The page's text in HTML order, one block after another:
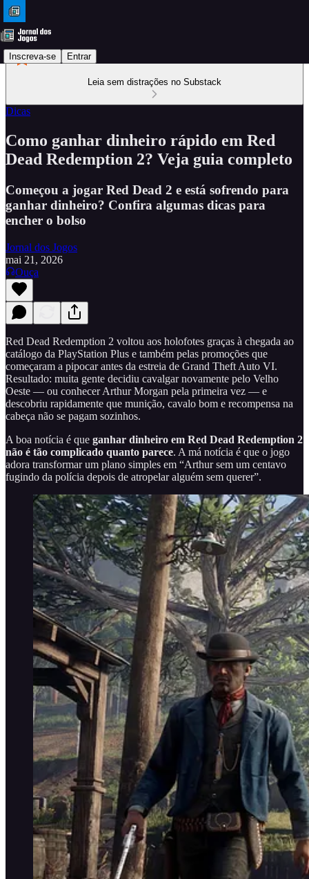
Inscreva-se Entrar
Leia sem distrações no Substack
Dicas
Como ganhar dinheiro rápido em Red
Dead Redemption 2? Veja guia completo
Começou a jogar Red Dead 2 e está sofrendo para
ganhar dinheiro? Confira algumas dicas para
encher o bolso
Jornal dos Jogos
mai 21, 2026
Ouça
Red Dead Redemption 2 voltou aos holofotes graças à chegada ao
catálogo da PlayStation Plus e também pelas promoções que
começaram a pipocar antes da estreia de Grand Theft Auto VI.
Resultado: muita gente decidiu cavalgar novamente pelo Velho
Oeste — ou conhecer Arthur Morgan pela primeira vez — e
descobriu rapidamente que munição, cavalo bom e recompensa na
cabeça não se pagam sozinhos.
A boa notícia é que ganhar dinheiro em Red Dead Redemption 2
não é tão complicado quanto parece. A má notícia é que o jogo
adora transformar um plano simples em “Arthur sem um centavo
fugindo da polícia depois de atropelar alguém sem querer”.